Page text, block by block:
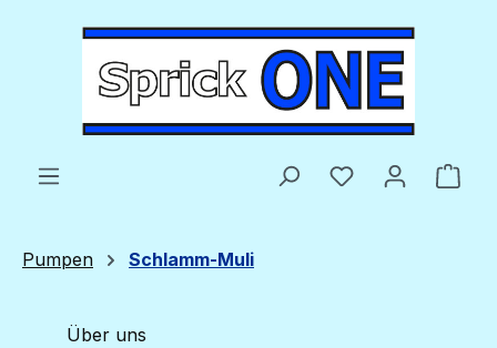
Zum Hauptinhalt springen
Du hast 0
Pumpen Schlamm-Muli
Über uns